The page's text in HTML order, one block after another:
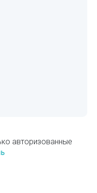
авторизованные